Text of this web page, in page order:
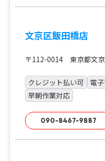
文京区飯田橋店
〒112-0014 東京都文
クレジット払い可 電
早朝作業対応
090-8467-9887